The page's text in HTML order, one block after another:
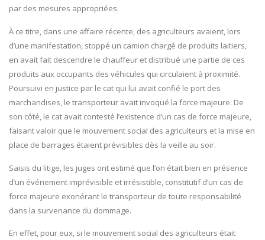
par des mesures appropriées.
À ce titre, dans une affaire récente, des agriculteurs avaient, lors
d’une manifestation, stoppé un camion chargé de produits laitiers,
en avait fait descendre le chauffeur et distribué une partie de ces
produits aux occupants des véhicules qui circulaient à proximité.
Poursuivi en justice par le cat qui lui avait confié le port des
marchandises, le transporteur avait invoqué la force majeure. De
son côté, le cat avait contesté l’existence d’un cas de force majeure,
faisant valoir que le mouvement social des agriculteurs et la mise en
place de barrages étaient prévisibles dès la veille au soir.
Saisis du litige, les juges ont estimé que l’on était bien en présence
d’un événement imprévisible et irrésistible, constitutif d’un cas de
force majeure exonérant le transporteur de toute responsabilité
dans la survenance du dommage.
En effet, pour eux, si le mouvement social des agriculteurs était